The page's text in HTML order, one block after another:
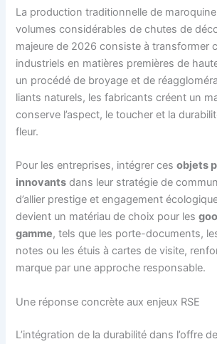
La production traditionnelle de
volumes considérables de chutes de
majeure de 2026 consiste à transformer
industriels en matières premières de
un procédé de broyage et de
liants naturels, les fabricants créent un
conserve l’aspect, le toucher et la
fleur.
Pour les entreprises, intégrer cesobjets
innovants dans leur stratégie de
d’allier prestige et engagement
devient un matériau de choix pour les
gamme, tels que les porte-documents,
notes ou les étuis à cartes de visite,
marque par une approche responsable.
Une réponse concrète aux enjeux RSE
L’intégration de la durabilité dans l’offre